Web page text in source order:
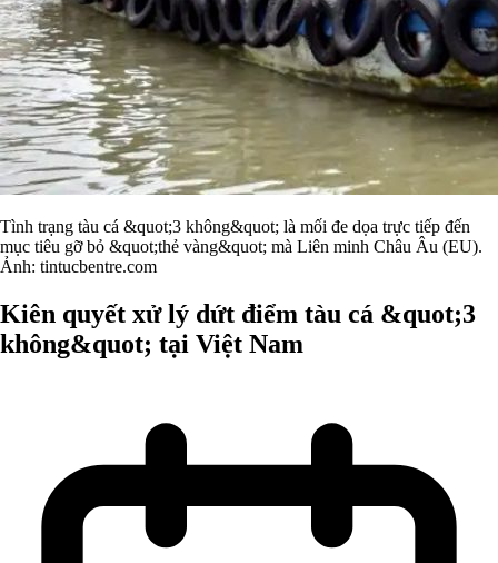
Tình trạng tàu cá &quot;3 không&quot; là mối đe dọa trực tiếp đến
mục tiêu gỡ bỏ &quot;thẻ vàng&quot; mà Liên minh Châu Âu (EU).
Ảnh: tintucbentre.com
Kiên quyết xử lý dứt điểm tàu cá &quot;3
không&quot; tại Việt Nam